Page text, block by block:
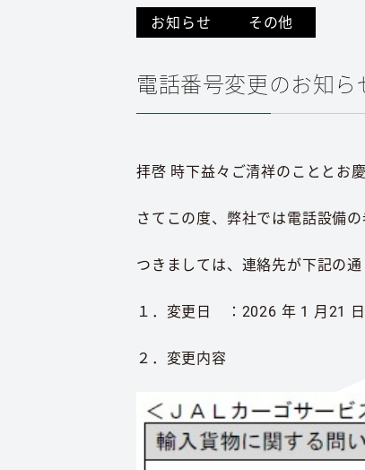
お知らせ その他
電話番号変更のお知ら
拝啓 時下益々ご清祥のこととお
さてこの度、弊社では電話設備
つきましては、連絡先が下記の
１．変更日 ：2026 年 1 月21
２．変更内容